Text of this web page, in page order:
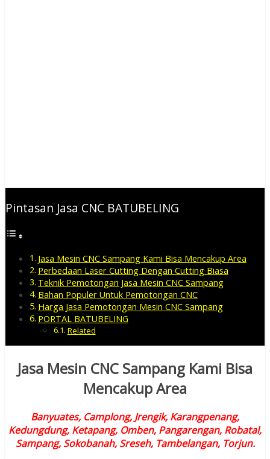
Pintasan Jasa CNC BATUBELING
Jasa Mesin CNC Sampang Kami Bisa Mencakup Area
Perbedaan Laser Cutting Dengan Cutting Biasa
Teknik Pemotongan Jasa Mesin CNC Sampang
Bahan Populer Untuk Pemotongan CNC
Harga Jasa Pemotongan Mesin CNC Sampang
PORTAL BATUBELING
Related
Jasa Mesin CNC Sampang Kami Bisa
Mencakup Area
Banyuates, Camplong, Jrengik, Karangpenang,
Kedungdung, Ketapang, Omben, Pangarengan, Robatal,
Sampang, Sokobanah, Sreseh, Tambelangan, Torjun.